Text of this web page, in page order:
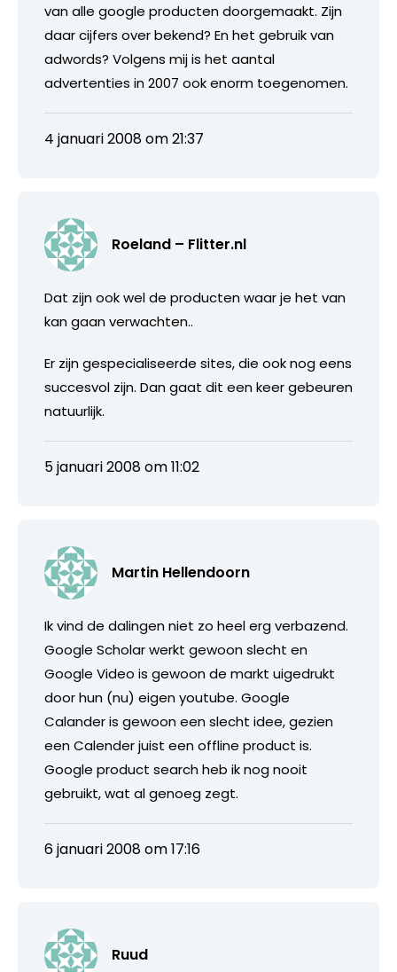
van alle google producten doorgemaakt. Zijn
daar cijfers over bekend? En het gebruik van
adwords? Volgens mij is het aantal
advertenties in 2007 ook enorm toegenomen.
4 januari 2008 om 21:37
Roeland – Flitter.nl
Dat zijn ook wel de producten waar je het van
kan gaan verwachten..
Er zijn gespecialiseerde sites, die ook nog eens
succesvol zijn. Dan gaat dit een keer gebeuren
natuurlijk.
5 januari 2008 om 11:02
Martin Hellendoorn
Ik vind de dalingen niet zo heel erg verbazend.
Google Scholar werkt gewoon slecht en
Google Video is gewoon de markt uigedrukt
door hun (nu) eigen youtube. Google
Calander is gewoon een slecht idee, gezien
een Calender juist een offline product is.
Google product search heb ik nog nooit
gebruikt, wat al genoeg zegt.
6 januari 2008 om 17:16
Ruud